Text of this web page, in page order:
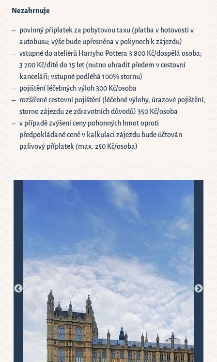
Nezahrnuje
povinný příplatek za pobytovou taxu (platba v hotovosti v
autobusu; výše bude upřesněna v pokynech k zájezdu)
vstupné do ateliérů Harryho Pottera 3 800 Kč/dospělá osoba;
3 700 Kč/dítě do 15 let (nutno uhradit předem v cestovní
kanceláři; vstupné podléhá 100% stornu)
pojištění léčebných výloh 300 Kč/osoba
rozšířené cestovní pojištění (léčebné výlohy, úrazové pojištění,
storno zájezdu ze zdravotních důvodů) 350 Kč/osoba
v případě zvýšení ceny pohonných hmot oproti
předpokládané ceně v kalkulaci zájezdu bude účtován
palivový příplatek (max. 250 Kč/osoba)